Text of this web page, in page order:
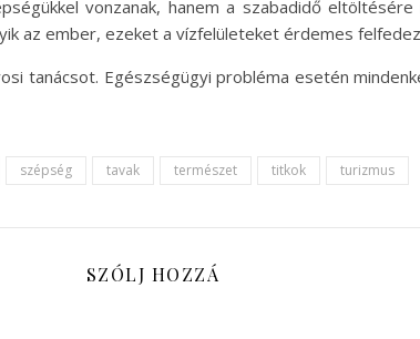
vonzanak, hanem a szabadidő
az ember, ezeket a vízfelületeket érdemes
tanácsot. Egészségügyi probléma esetén
szépség tavak természet titkok turizmus
SZÓLJ HOZZÁ